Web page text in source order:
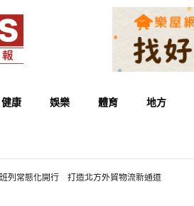
健康 娛樂 體育 地方
列常態化開行 打造北方外貿物流新通道